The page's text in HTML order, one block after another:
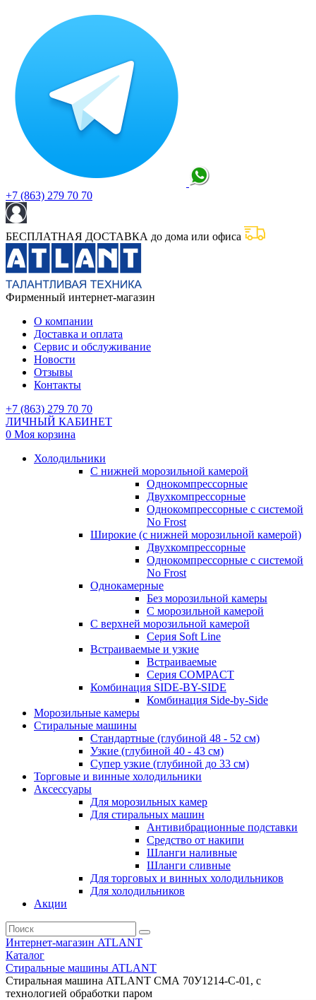
+7 (863) 279 70 70
БЕСПЛАТНАЯ ДОСТАВКА до дома или офиса
Фирменный интернет-магазин
О компании
Доставка и оплата
Сервис и обслуживание
Новости
Отзывы
Контакты
+7 (863) 279 70 70
ЛИЧНЫЙ КАБИНЕТ
0 Моя корзина
Холодильники
С нижней морозильной камерой
Однокомпрессорные
Двухкомпрессорные
Однокомпрессорные с системой
No Frost
Широкие (с нижней морозильной камерой)
Двухкомпрессорные
Однокомпрессорные с системой
No Frost
Однокамерные
Без морозильной камеры
С морозильной камерой
С верхней морозильной камерой
Серия Soft Line
Встраиваемые и узкие
Встраиваемые
Серия СOMPACT
Комбинация SIDE-BY-SIDE
Комбинация Side-by-Side
Морозильные камеры
Стиральные машины
Стандартные (глубиной 48 - 52 см)
Узкие (глубиной 40 - 43 см)
Супер узкие (глубиной до 33 см)
Торговые и винные холодильники
Аксессуары
Для морозильных камер
Для стиральных машин
Антивибрационные подставки
Средство от накипи
Шланги наливные
Шланги сливные
Для торговых и винных холодильников
Для холодильников
Акции
Интернет-магазин ATLANT
Каталог
Стиральные машины ATLANT
Стиральная машина ATLANT СМА 70У1214-С-01, с
технологией обработки паром